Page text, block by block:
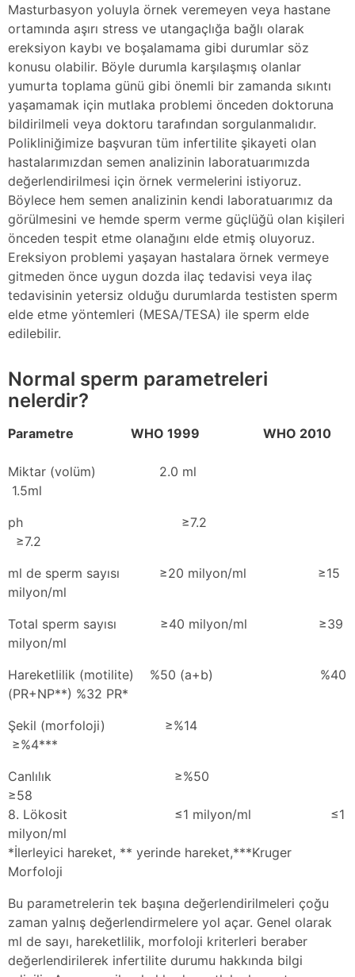
Masturbasyon yoluyla örnek veremeyen veya hastane
ortamında aşırı stress ve utangaçlığa bağlı olarak
ereksiyon kaybı ve boşalamama gibi durumlar söz
konusu olabilir. Böyle durumla karşılaşmış olanlar
yumurta toplama günü gibi önemli bir zamanda sıkıntı
yaşamamak için mutlaka problemi önceden doktoruna
bildirilmeli veya doktoru tarafından sorgulanmalıdır.
Polikliniğimize başvuran tüm infertilite şikayeti olan
hastalarımızdan semen analizinin laboratuarımızda
değerlendirilmesi için örnek vermelerini istiyoruz.
Böylece hem semen analizinin kendi laboratuarımız da
görülmesini ve hemde sperm verme güçlüğü olan kişileri
önceden tespit etme olanağını elde etmiş oluyoruz.
Ereksiyon problemi yaşayan hastalara örnek vermeye
gitmeden önce uygun dozda ilaç tedavisi veya ilaç
tedavisinin yetersiz olduğu durumlarda testisten sperm
elde etme yöntemleri (MESA/TESA) ile sperm elde
edilebilir.
Normal sperm parametreleri
nelerdir?
Parametre WHO 1999 WHO 2010
Miktar (volüm) 2.0 ml
1.5ml
ph ≥7.2
≥7.2
ml de sperm sayısı ≥20 milyon/ml ≥15
milyon/ml
Total sperm sayısı ≥40 milyon/ml ≥39
milyon/ml
Hareketlilik (motilite) %50 (a+b) %40
(PR+NP**) %32 PR*
Şekil (morfoloji) ≥%14
≥%4***
Canlılık ≥%50
≥58
8. Lökosit ≤1 milyon/ml ≤1
milyon/ml
*İlerleyici hareket, ** yerinde hareket,***Kruger
Morfoloji
Bu parametrelerin tek başına değerlendirilmeleri çoğu
zaman yalnış değerlendirmelere yol açar. Genel olarak
ml de sayı, hareketlilik, morfoloji kriterleri beraber
değerlendirilerek infertilite durumu hakkında bilgi